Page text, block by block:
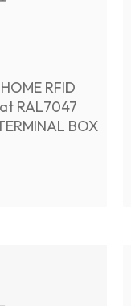
RFID
RAL7047
BOX